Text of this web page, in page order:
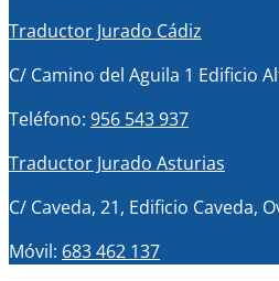
Traductor Jurado Cádiz
C/ Camino del Aguila 1 Edificio
Teléfono: 956 543 937
Traductor Jurado Asturias
C/ Caveda, 21, Edificio Caveda,
Móvil: 683 462 137